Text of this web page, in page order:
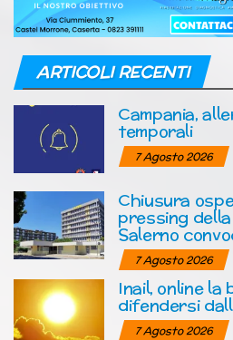
ARTICOLI RECENTI
Campania,
temporali
7 Agosto 2026
Chiusura
pressing
Salerno
7 Agosto 2026
Inail, online
difendersi
7 Agosto 2026